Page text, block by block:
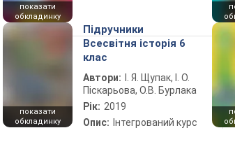
показати
обкладинку
показати
обкладинку
Підручники
Всесвітня історія 6
клас
Автори:
І. Я. Щупак, І. О.
Піскарьова, О.В. Бурлака
Рік: 2019
Опис: Інтегрований курс